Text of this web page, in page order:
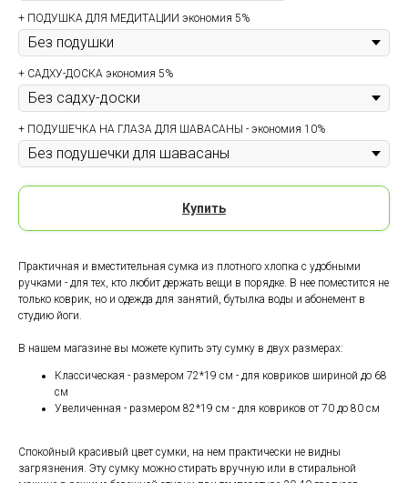
+ ПОДУШКА ДЛЯ МЕДИТАЦИИ экономия 5%
+ САДХУ-ДОСКА экономия 5%
+ ПОДУШЕЧКА НА ГЛАЗА ДЛЯ ШАВАСАНЫ - экономия 10%
Купить
Практичная и вместительная сумка из плотного хлопка c удобными
ручками - для тех, кто любит держать вещи в порядке. В нее поместится не
только коврик, но и одежда для занятий, бутылка воды и абонемент в
студию йоги.
В нашем магазине вы можете купить эту сумку в двух размерах:
Классическая - размером 72*19 см - для ковриков шириной до 68
см
Увеличенная - размером 82*19 см - для ковриков от 70 до 80 см
Спокойный красивый цвет сумки, на нем практически не видны
загрязнения. Эту сумку можно стирать вручную или в стиральной